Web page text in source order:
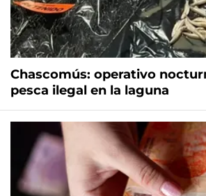
Chascomús: operativo
pesca ilegal en la laguna